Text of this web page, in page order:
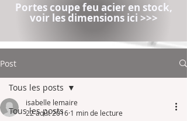
Portes coupe feu acier en stock,
voir les dimensions ici >>>
Post
Tous les posts
Tous les posts
isabelle lemaire
22 août 2016 1 min de lecture